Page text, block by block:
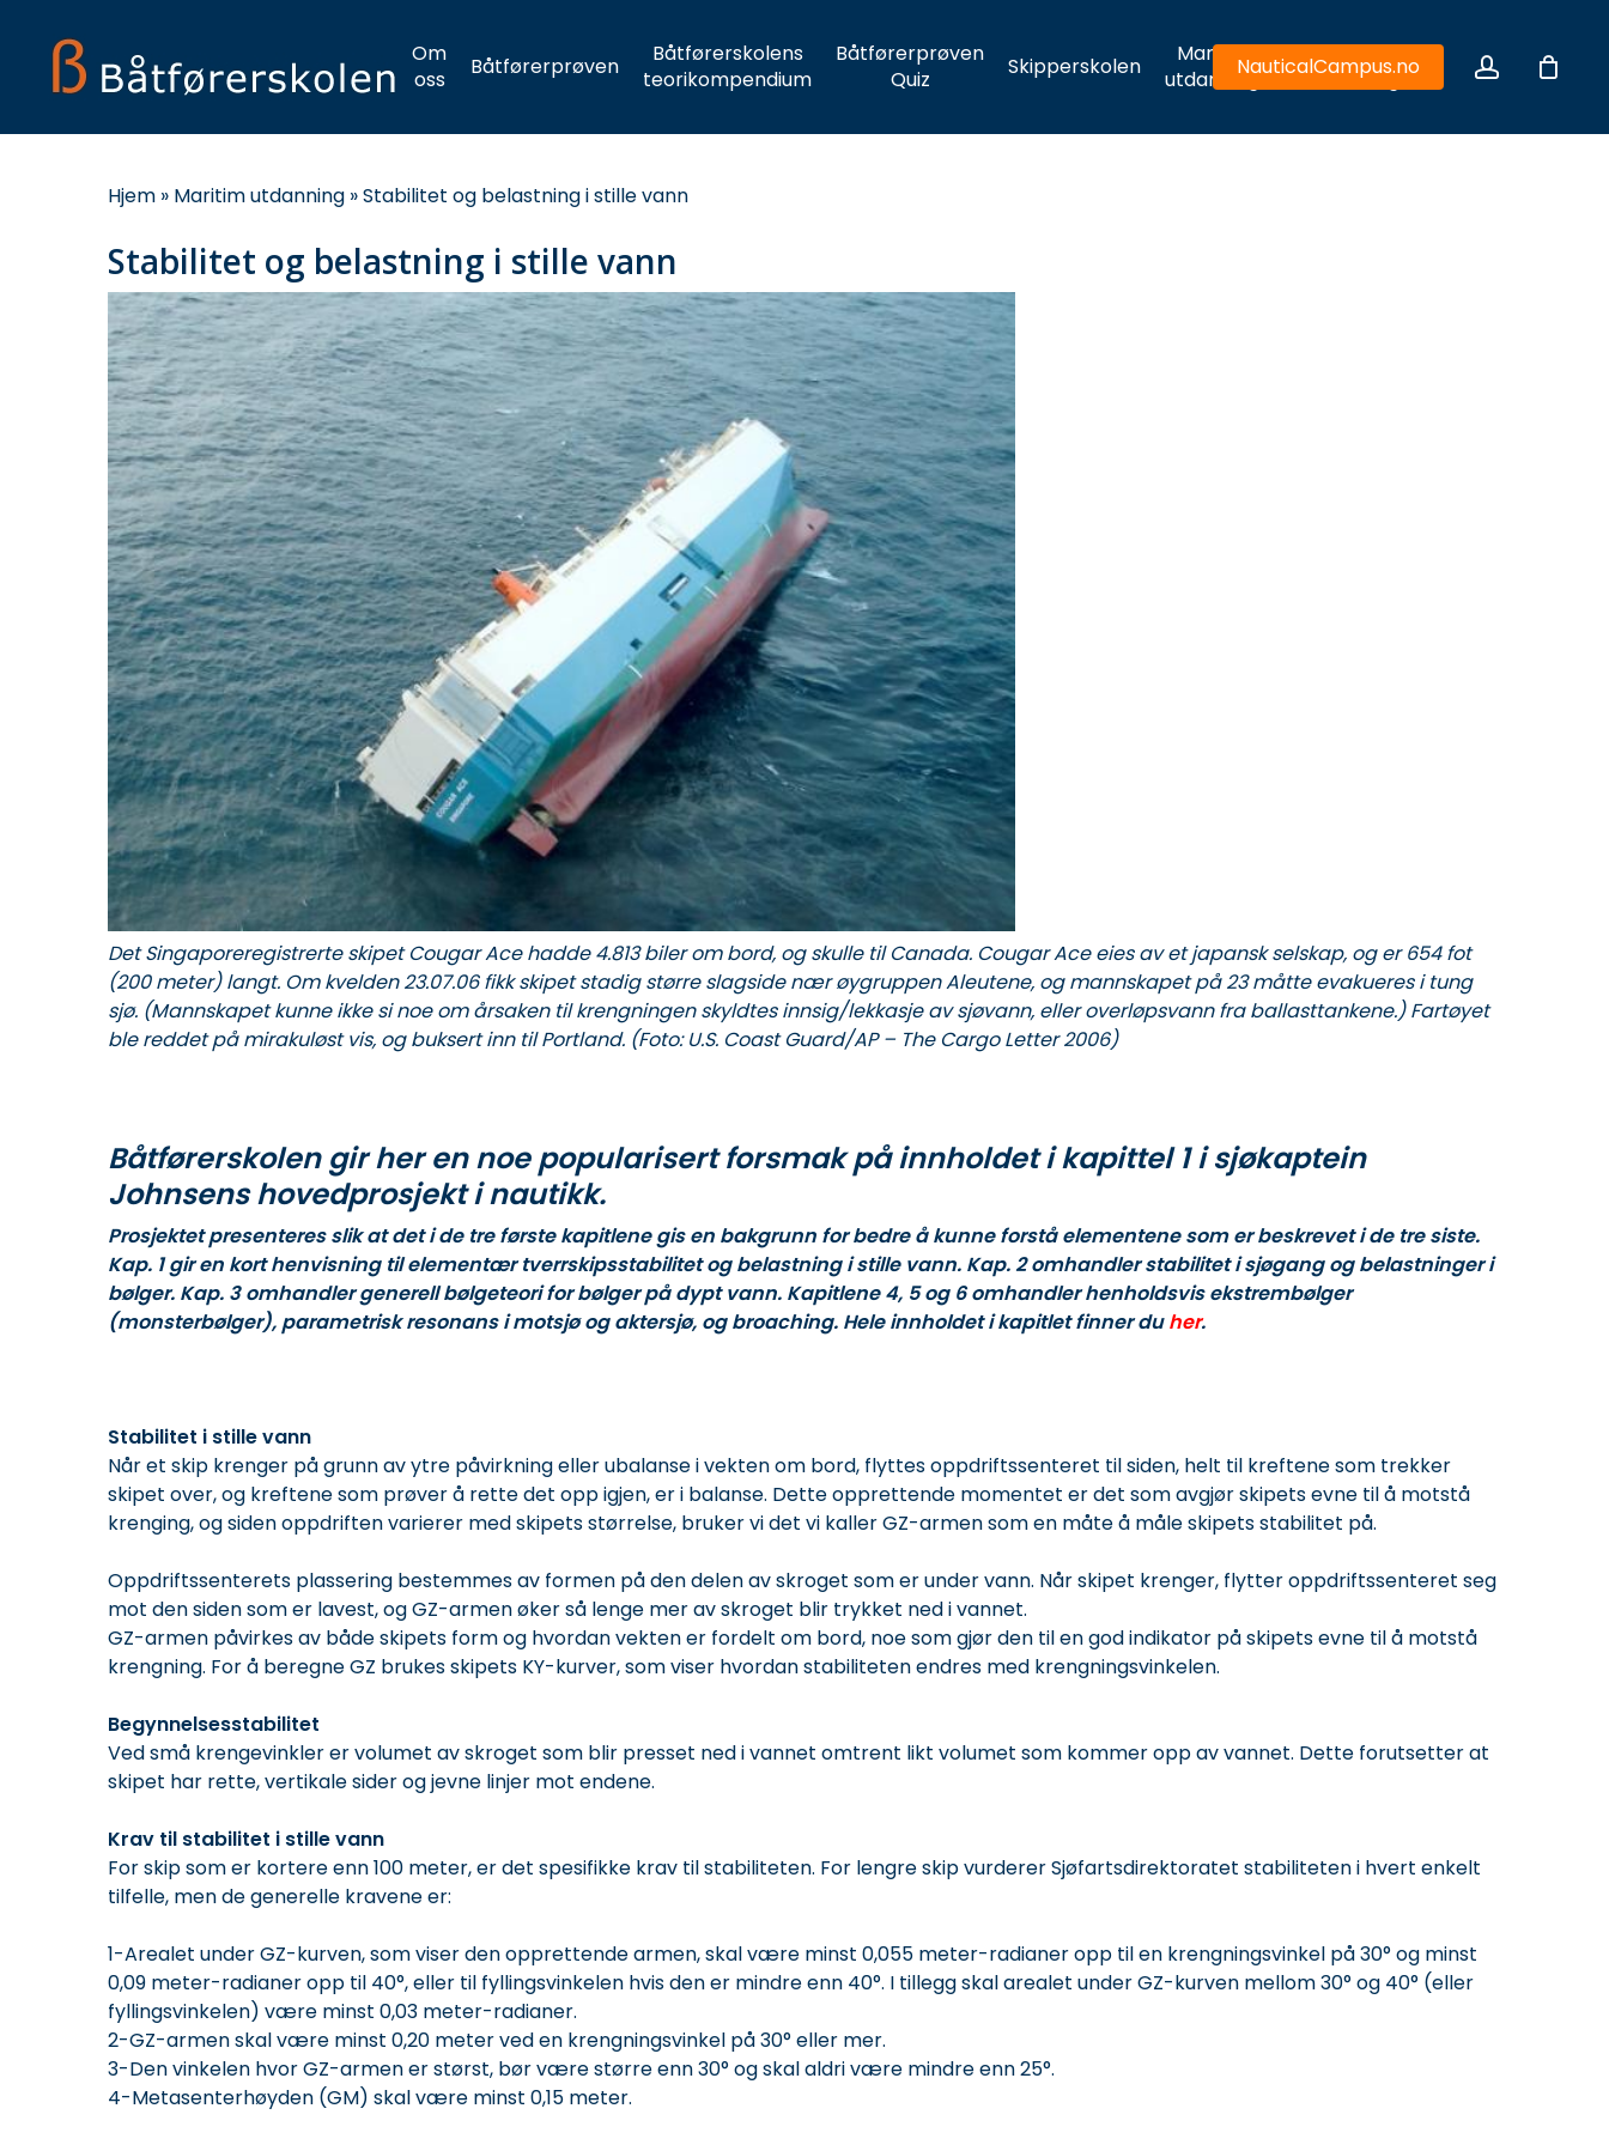
content
Om
oss
Båtførerprøven
Båtførerskolens
teorikompendium
Båtførerprøven
Quiz
Skipperskolen
Maritim
utdanning
Hydrodynamiske
utfordringer
NauticalCampus.no account
Hjem » Maritim utdanning »Stabilitet og belastning i stille vann
Stabilitet og belastning i stille vann
Det Singaporeregistrerte skipet Cougar Ace hadde 4.813 biler om bord, og skulle til Canada. Cougar Ace eies av et japansk selskap, og er 654 fot
(200 meter) langt. Om kvelden 23.07.06 fikk skipet stadig større slagside nær øygruppen Aleutene, og mannskapet på 23 måtte evakueres i tung
sjø. (Mannskapet kunne ikke si noe om årsaken til krengningen skyldtes innsig/lekkasje av sjøvann, eller overløpsvann fra ballasttankene.) Fartøyet
ble reddet på mirakuløst vis, og buksert inn til Portland. (Foto: U.S. Coast Guard/AP – The Cargo Letter 2006)
Båtførerskolen gir her en noe popularisert forsmak på innholdet i kapittel 1 i sjøkaptein
Johnsens hovedprosjekt i nautikk.
Prosjektet presenteres slik at det i de tre første kapitlene gis en bakgrunn for bedre å kunne forstå elementene som er beskrevet i de tre siste.
Kap. 1 gir en kort henvisning til elementær tverrskipsstabilitet og belastning i stille vann. Kap. 2 omhandler stabilitet i sjøgang og belastninger i
bølger. Kap. 3 omhandler generell bølgeteori for bølger på dypt vann. Kapitlene 4, 5 og 6 omhandler henholdsvis ekstrembølger
(monsterbølger), parametrisk resonans i motsjø og aktersjø, og broaching. Hele innholdet i kapitlet finner duher.
Stabilitet i stille vann
Når et skip krenger på grunn av ytre påvirkning eller ubalanse i vekten om bord, flyttes oppdriftssenteret til siden, helt til kreftene som trekker
skipet over, og kreftene som prøver å rette det opp igjen, er i balanse. Dette opprettende momentet er det som avgjør skipets evne til å motstå
krenging, og siden oppdriften varierer med skipets størrelse, bruker vi det vi kaller GZ-armen som en måte å måle skipets stabilitet på.
Oppdriftssenterets plassering bestemmes av formen på den delen av skroget som er under vann. Når skipet krenger, flytter oppdriftssenteret seg
mot den siden som er lavest, og GZ-armen øker så lenge mer av skroget blir trykket ned i vannet.
GZ-armen påvirkes av både skipets form og hvordan vekten er fordelt om bord, noe som gjør den til en god indikator på skipets evne til å motstå
krengning. For å beregne GZ brukes skipets KY-kurver, som viser hvordan stabiliteten endres med krengningsvinkelen.
Begynnelsesstabilitet
Ved små krengevinkler er volumet av skroget som blir presset ned i vannet omtrent likt volumet som kommer opp av vannet. Dette forutsetter at
skipet har rette, vertikale sider og jevne linjer mot endene.
Krav til stabilitet i stille vann
For skip som er kortere enn 100 meter, er det spesifikke krav til stabiliteten. For lengre skip vurderer Sjøfartsdirektoratet stabiliteten i hvert enkelt
tilfelle, men de generelle kravene er:
1-Arealet under GZ-kurven, som viser den opprettende armen, skal være minst 0,055 meter-radianer opp til en krengningsvinkel på 30° og minst
0,09 meter-radianer opp til 40°, eller til fyllingsvinkelen hvis den er mindre enn 40°. I tillegg skal arealet under GZ-kurven mellom 30° og 40° (eller
fyllingsvinkelen) være minst 0,03 meter-radianer.
2-GZ-armen skal være minst 0,20 meter ved en krengningsvinkel på 30° eller mer.
3-Den vinkelen hvor GZ-armen er størst, bør være større enn 30° og skal aldri være mindre enn 25°.
4-Metasenterhøyden (GM) skal være minst 0,15 meter.